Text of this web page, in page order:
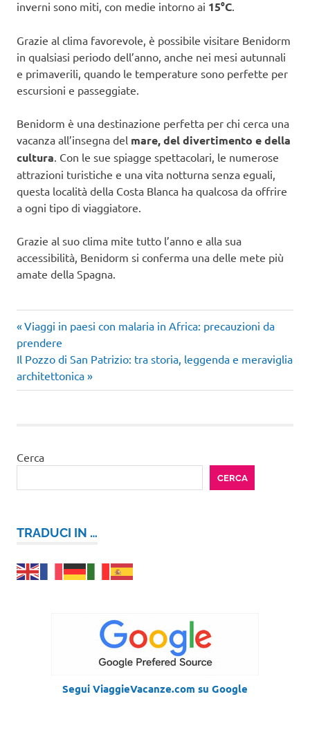
inverni sono miti, con medie intorno ai 15°C.
Grazie al clima favorevole, è possibile visitare Benidorm
in qualsiasi periodo dell’anno, anche nei mesi autunnali
e primaverili, quando le temperature sono perfette per
escursioni e passeggiate.
Benidorm è una destinazione perfetta per chi cerca una
vacanza all’insegna del mare, del divertimento e della
cultura. Con le sue spiagge spettacolari, le numerose
attrazioni turistiche e una vita notturna senza eguali,
questa località della Costa Blanca ha qualcosa da offrire
a ogni tipo di viaggiatore.
Grazie al suo clima mite tutto l’anno e alla sua
accessibilità, Benidorm si conferma una delle mete più
amate della Spagna.
Navigazione
articoli
Articolo
precedente:
Viaggi in paesi con malaria in Africa: precauzioni da
prendere
Articolo
successivo:
Il Pozzo di San Patrizio: tra storia, leggenda e meraviglia
architettonica
Cerca
CERCA
TRADUCI IN …
Segui ViaggieVacanze.com su Google